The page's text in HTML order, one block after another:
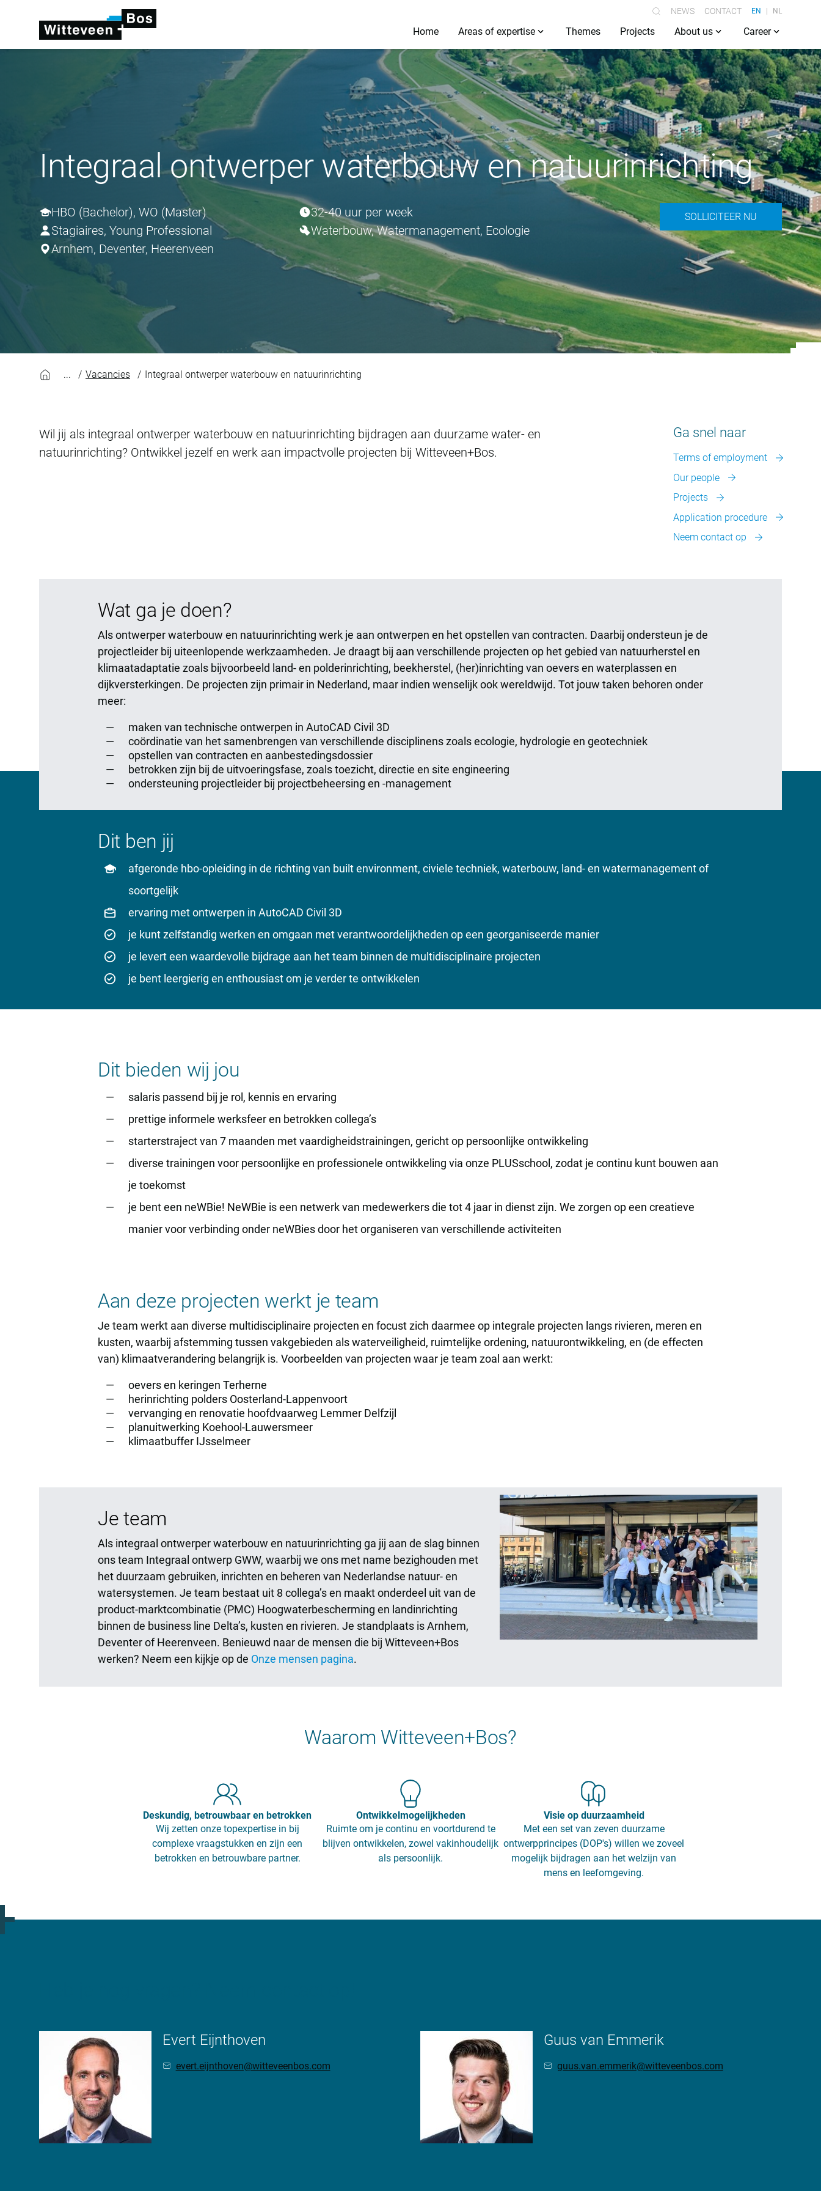
NEWS CONTACT EN NL
Home Areas of expertise Themes Projects About us Career
Integraal ontwerper waterbouw en natuurinrichting
HBO (Bachelor), WO (Master)
Stagiaires, Young Professional
Arnhem, Deventer, Heerenveen
32-40 uur per week
Waterbouw, Watermanagement, Ecologie
SOLLICITEER NU
Vacancies Integraal ontwerper waterbouw en natuurinrichting
Wil jij als integraal ontwerper waterbouw en natuurinrichting bijdragen aan duurzame water- en
natuurinrichting? Ontwikkel jezelf en werk aan impactvolle projecten bij Witteveen+Bos.
Ga snel naar
Terms of employment
Our people
Projects
Application procedure
Neem contact op
Wat ga je doen?
Als ontwerper waterbouw en natuurinrichting werk je aan ontwerpen en het opstellen van contracten. Daarbij ondersteun je de
projectleider bij uiteenlopende werkzaamheden. Je draagt bij aan verschillende projecten op het gebied van natuurherstel en
klimaatadaptatie zoals bijvoorbeeld land- en polderinrichting, beekherstel, (her)inrichting van oevers en waterplassen en
dijkversterkingen. De projecten zijn primair in Nederland, maar indien wenselijk ook wereldwijd. Tot jouw taken behoren onder
meer:
maken van technische ontwerpen in AutoCAD Civil 3D
coördinatie van het samenbrengen van verschillende disciplinens zoals ecologie, hydrologie en geotechniek
opstellen van contracten en aanbestedingsdossier
betrokken zijn bij de uitvoeringsfase, zoals toezicht, directie en site engineering
ondersteuning projectleider bij projectbeheersing en -management
Dit ben jij
afgeronde hbo-opleiding in de richting van built environment, civiele techniek, waterbouw, land- en watermanagement of
soortgelijk
ervaring met ontwerpen in AutoCAD Civil 3D
je kunt zelfstandig werken en omgaan met verantwoordelijkheden op een georganiseerde manier
je levert een waardevolle bijdrage aan het team binnen de multidisciplinaire projecten
je bent leergierig en enthousiast om je verder te ontwikkelen
Dit bieden wij jou
salaris passend bij je rol, kennis en ervaring
prettige informele werksfeer en betrokken collega’s
starterstraject van 7 maanden met vaardigheidstrainingen, gericht op persoonlijke ontwikkeling
diverse trainingen voor persoonlijke en professionele ontwikkeling via onze PLUSschool, zodat je continu kunt bouwen aan
je toekomst
je bent een neWBie! NeWBie is een netwerk van medewerkers die tot 4 jaar in dienst zijn. We zorgen op een creatieve
manier voor verbinding onder neWBies door het organiseren van verschillende activiteiten
Aan deze projecten werkt je team
Je team werkt aan diverse multidisciplinaire projecten en focust zich daarmee op integrale projecten langs rivieren, meren en
kusten, waarbij afstemming tussen vakgebieden als waterveiligheid, ruimtelijke ordening, natuurontwikkeling, en (de effecten
van) klimaatverandering belangrijk is. Voorbeelden van projecten waar je team zoal aan werkt:
oevers en keringen Terherne
herinrichting polders Oosterland-Lappenvoort
vervanging en renovatie hoofdvaarweg Lemmer Delfzijl
planuitwerking Koehool-Lauwersmeer
klimaatbuffer IJsselmeer
Je team
Als integraal ontwerper waterbouw en natuurinrichting ga jij aan de slag binnen
ons team Integraal ontwerp GWW, waarbij we ons met name bezighouden met
het duurzaam gebruiken, inrichten en beheren van Nederlandse natuur- en
watersystemen. Je team bestaat uit 8 collega’s en maakt onderdeel uit van de
product-marktcombinatie (PMC) Hoogwaterbescherming en landinrichting
binnen de business line Delta’s, kusten en rivieren. Je standplaats is Arnhem,
Deventer of Heerenveen. Benieuwd naar de mensen die bij Witteveen+Bos
werken? Neem een kijkje op de Onze mensen pagina.
Waarom Witteveen+Bos?
Deskundig, betrouwbaar en betrokken
Wij zetten onze topexpertise in bij
complexe vraagstukken en zijn een
betrokken en betrouwbare partner.
Ontwikkelmogelijkheden
Ruimte om je continu en voortdurend te
blijven ontwikkelen, zowel vakinhoudelijk
als persoonlijk.
Visie op duurzaamheid
Met een set van zeven duurzame
ontwerpprincipes (DOP's) willen we zoveel
mogelijk bijdragen aan het welzijn van
mens en leefomgeving.
Evert Eijnthoven
evert.eijnthoven@witteveenbos.com
Guus van Emmerik
guus.van.emmerik@witteveenbos.com